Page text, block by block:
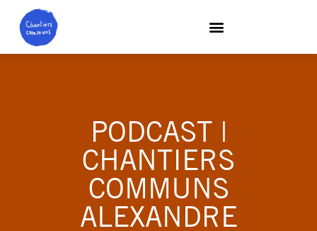
PODCAST |
CHANTIERS
COMMUNS
ALEXANDRE